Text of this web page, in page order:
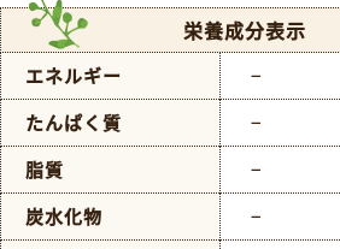
栄養成分表示
エネルギー
−
たんぱく質
−
脂質
−
炭水化物
−